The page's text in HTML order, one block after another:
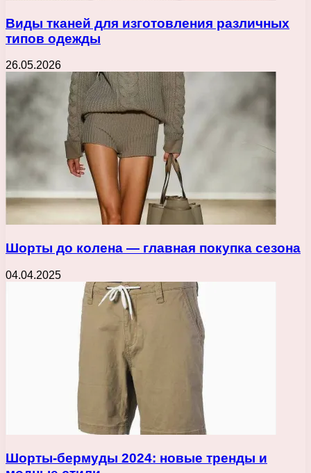
Виды тканей для изготовления различных
типов одежды
26.05.2026
Шорты до колена — главная покупка сезона
04.04.2025
Шорты-бермуды 2024: новые тренды и